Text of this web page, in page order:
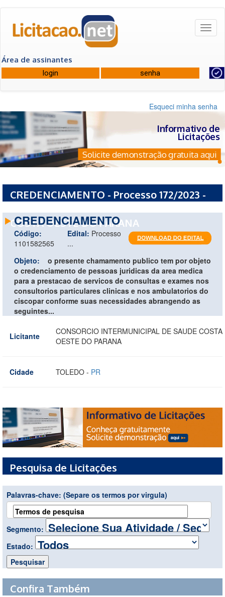
Área de assinantes
Esqueci minha senha
Informativo de
Licitações
Solicite demonstração gratuita aqui
CREDENCIAMENTO - Processo 172/2023 -
COSTA OESTE DO PARANA
CREDENCIAMENTO
Código:
1101582565
Edital: Processo
...
Objeto:
o presente chamamento publico tem por objeto
o credenciamento de pessoas juridicas da area medica
para a prestacao de servicos de consultas e exames nos
consultorios particulares clinicas e nos ambulatorios do
ciscopar conforme suas necessidades abrangendo as
seguintes...
Licitante
CONSORCIO INTERMUNICIPAL DE SAUDE COSTA
OESTE DO PARANA
Cidade TOLEDO - PR
Pesquisa de Licitações
Palavras-chave: (Separe os termos por virgula)
Segmento:
Estado:
Confira Também